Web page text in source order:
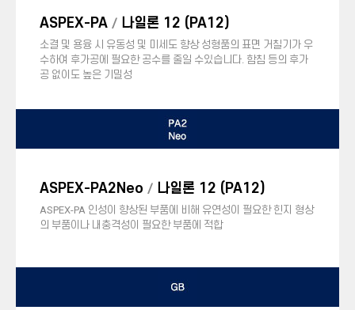
ASPEX-PA / 나일론 12 (PA12)
소결 및 용융 시 유동성 및 미세도 향상 성형품의 표면 거칠기가 우
수하여 후가공에 필요한 공수를 줄일 수있습니다. 함침 등의 후가
공 없이도 높은 기밀성
ASPEX-PA2Neo / 나일론 12 (PA12)
ASPEX-PA 인성이 향상된 부품에 비해 유연성이 필요한 힌지 형상
의 부품이나 내충격성이 필요한 부품에 적합